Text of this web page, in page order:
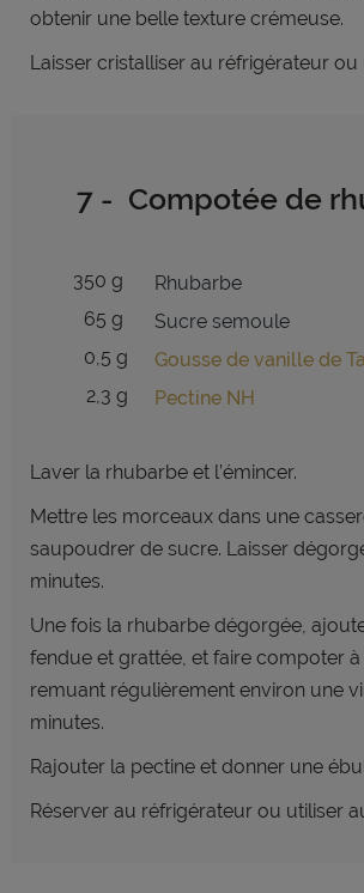
obtenir une belle texture crémeuse.
Laisser cristalliser au réfrigérateur ou
7 - Compotée de
350 g
Rhubarbe
65 g
Sucre semoule
0,5 g
Gousse de vanille de
2,3 g
Pectine NH
Laver la rhubarbe et l’émincer.
Mettre les morceaux dans une
saupoudrer de sucre. Laisser
minutes.
Une fois la rhubarbe dégorgée,
fendue et grattée, et faire compoter
remuant régulièrement environ une
minutes.
Rajouter la pectine et donner une
Réserver au réfrigérateur ou utiliser